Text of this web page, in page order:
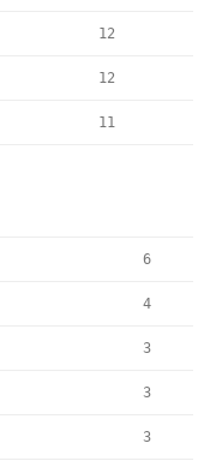
12
12
11
6
4
3
3
3